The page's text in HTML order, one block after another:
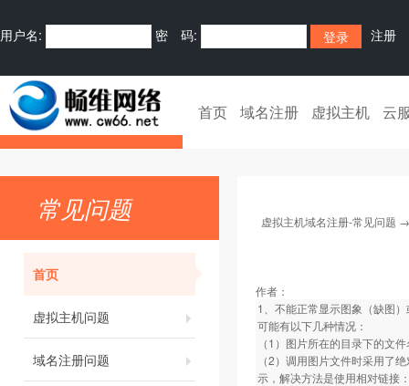
用户名: 密 码: 注册
首页 域名注册 虚拟主机 云
常见问题
首页
虚拟主机问题
域名注册问题
虚拟主机域名注册-常见问题
作者：
1、不能正常显示图象（缺图
可能有以下几种情况：
（1）图片所在的目录下的文
（2）调用图片文件时采用了
示，解决方法是使用相对链接